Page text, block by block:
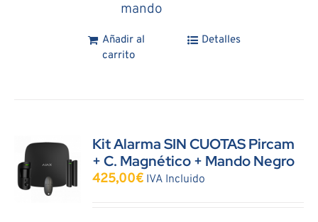
mando
Añadir al
carrito
Detalles
Kit Alarma SIN CUOTAS Pircam
+ C. Magnético + Mando Negro
425,00€ IVA Incluido